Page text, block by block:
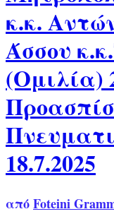
κ.κ.
Άσσου
(Ομιλία)
18.7.2025
απόFoteini